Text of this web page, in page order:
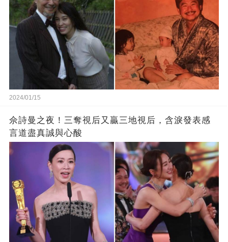
2024/01/15
佘詩曼之夜！三奪視后又贏三地視后，含淚發表感
言道盡真誠與心酸